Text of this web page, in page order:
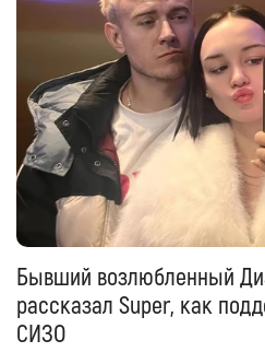
Бывший возлюбленный
рассказал Super, как
СИЗО